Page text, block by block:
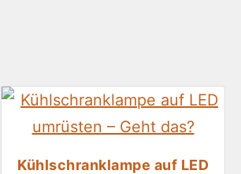
Kühlschranklampe auf LED